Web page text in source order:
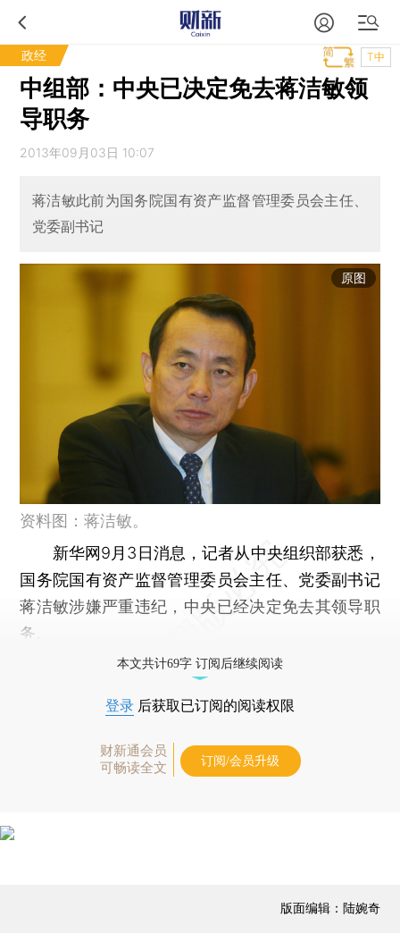
政经 T中
中组部：中央已决定免去蒋洁敏领
导职务
2013年09月03日 10:07
蒋洁敏此前为国务院国有资产监督管理委员会主任、
党委副书记
原图
资料图：蒋洁敏。
新华网9月3日消息，记者从中央组织部获悉，
国务院国有资产监督管理委员会主任、党委副书记
蒋洁敏涉嫌严重违纪，中央已经决定免去其领导职
务。
本文共计69字 订阅后继续阅读
登录 后获取已订阅的阅读权限
财新通会员
可畅读全文
订阅/会员升级
版面编辑：陆婉奇